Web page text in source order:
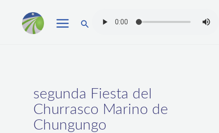
Buscar
segunda Fiesta del
Churrasco Marino de
Chungungo